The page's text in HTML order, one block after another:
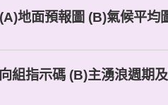
地面預報圖 (B)氣候平均
指示碼 (B)主湧浪週期